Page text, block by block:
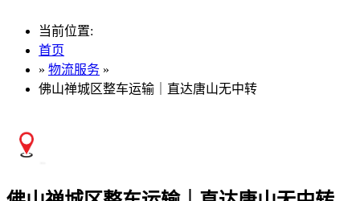
当前位置:
首页
» 物流服务 »
佛山禅城区整车运输｜直达唐山无中转